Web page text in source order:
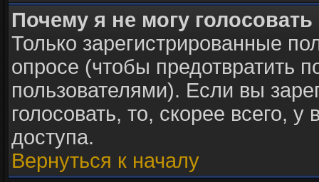
Почему я не могу
Только зарегистрированные
опросе (чтобы предотвратить
пользователями). Если вы
голосовать, то, скорее всего,
доступа.
Вернуться к началу